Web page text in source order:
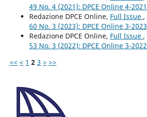
49 No. 4 (2021): DPCE Online 4-2021
Redazione DPCE Online, Full Issue ,
60 No. 3 (2023): DPCE Online 3-2023
Redazione DPCE Online, Full Issue ,
53 No. 3 (2022): DPCE Online 3-2022
<< < 1 2 3 > >>